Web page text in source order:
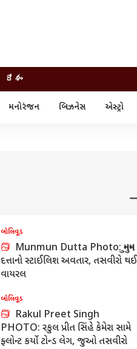
దేశం
મનોરંજન બિઝનેસ એસ્ટ્રો
બોલિવૂડ
Munmun Dutta Photo: મુનમુન
દત્તાનો સ્ટાઈલિશ અવતાર, તસવીરો થઈ
વાયરલ
બોલિવૂડ
Rakul Preet Singh
PHOTO: રકુલ પ્રીત સિંહે કેમેરા સામે
ફ્લોન્ટ કર્યો ટોન્ડ લેગ, જુઓ તસવીરો